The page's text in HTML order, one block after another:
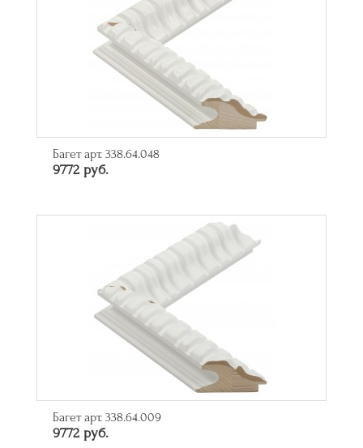
Багет арт. 338.64.048
9772 руб.
Багет арт. 338.64.009
9772 руб.